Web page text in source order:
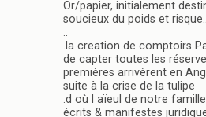
Or/papier, initialement
soucieux du poids et risque..
..
.la creation de comptoirs
de capter toutes les
premières arrivèrent en
suite à la crise de la tulipe
.d où l aïeul de notre
écrits & manifestes